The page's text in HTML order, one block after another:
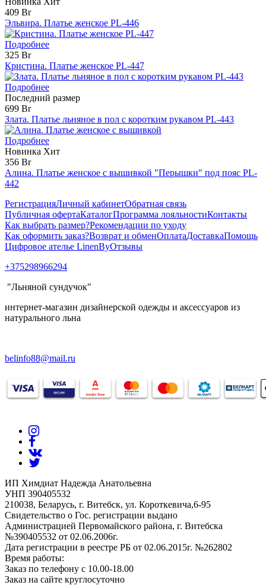
409 Br
Эльвира. Платье женское PL-446
Подробнее
325 Br
Кристина. Платье женское PL-447
Подробнее
Последний размер
699 Br
Злата. Платье льняное в пол с коротким рукавом PL-443
Подробнее
Новинка Хит
356 Br
Алина. Платье женское с вышивкой "Перышки" под пояс PL-
442
РегистрацияЛичный кабинетОбратная связь
Публичная офертаКаталогПрограмма лояльностиКонтакты
Как выбрать размер?Рекомендации по уходу
Как оформить заказ?Возврат и обменОплатаДоставкаПомощь
Цифровое ателье LinenByОтзывы
+375298966294
"Льняной сундучок"
интернет-магазин дизайнерской одежды и аксессуаров из
натурального льна
belinfo88@mail.ru
ИП Химдиат Надежда Анатольевна
УНП 390405532
210038, Беларусь, г. Витебск, ул. Короткевича,6-95
Свидетельство о Гос. регистрации выдано
Администрацией Первомайского района, г. Витебска
№390405532 от 02.06.2006г.
Дата регистрации в реестре РБ от 02.06.2015г. №262802
Время работы:
Заказ по телефону с 10.00-18.00
Заказ на сайте круглосуточно